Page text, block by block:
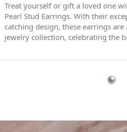
Treat yourself or gift a loved one
Pearl Stud Earrings. With their
catching design, these earrings
jewelry collection, celebrating the